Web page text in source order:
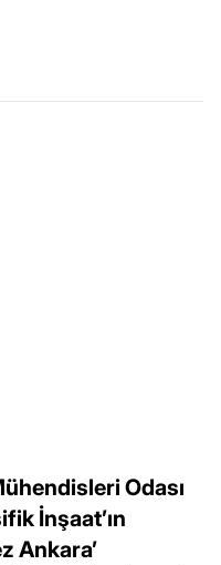
Odası
İnşaat’ın
Ankara’